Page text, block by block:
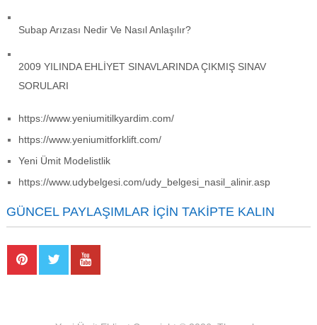
Subap Arızası Nedir Ve Nasıl Anlaşılır?
2009 YILINDA EHLİYET SINAVLARINDA ÇIKMIŞ SINAV
SORULARI
https://www.yeniumitilkyardim.com/
https://www.yeniumitforklift.com/
Yeni Ümit Modelistlik
https://www.udybelgesi.com/udy_belgesi_nasil_alinir.asp
GÜNCEL PAYLAŞIMLAR İÇIN TAKIPTE KALIN